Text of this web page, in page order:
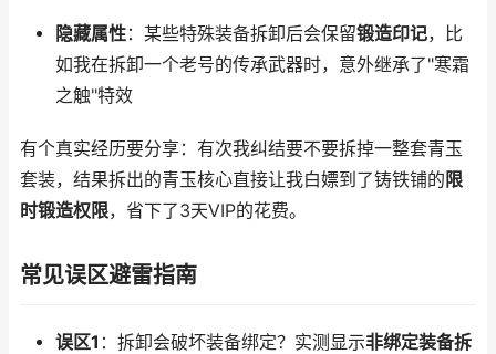
隐藏属性：某些特殊装备拆卸后会保留锻造印记，比
如我在拆卸一个老号的传承武器时，意外继承了"寒霜
之触"特效
有个真实经历要分享：有次我纠结要不要拆掉一整套青玉
套装，结果拆出的青玉核心直接让我白嫖到了铸铁铺的 限
时锻造权限，省下了3天VIP的花费。
常见误区避雷指南
误区1 ：拆卸会破坏装备绑定？实测显示非绑定装备拆